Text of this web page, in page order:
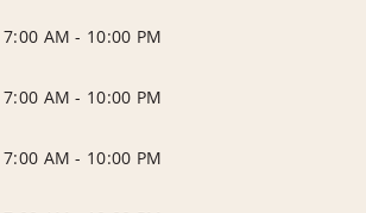
7:00 AM - 10:00 PM
7:00 AM - 10:00 PM
7:00 AM - 10:00 PM